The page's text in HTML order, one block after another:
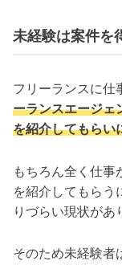
未経験は案件を
フリーランスに仕
ーランスエージェ
を紹介してもらい
もちろん全く仕事
を紹介してもらう
りづらい現状があ
そのため未経験者